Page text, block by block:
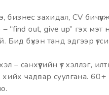
бизнес захидал, CV
“find out, give up” гэх мэт
Бид бүхэн танд эдгээр
– санхүүгийн үг хэллэг,
чадвар суулгана. 60+